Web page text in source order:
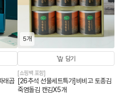
래곱
5개
담기
[쇼핑백 포함]
[26추석 선물세트특가]비비고 토종김
죽염돌김 캔김X5개